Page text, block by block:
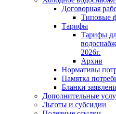
Договорная
Типовые
Тарифы
Тарифы
2026г.
Архив
Нормативы
Памятка
Бланки
Дополнительные
Льготы и субсидии